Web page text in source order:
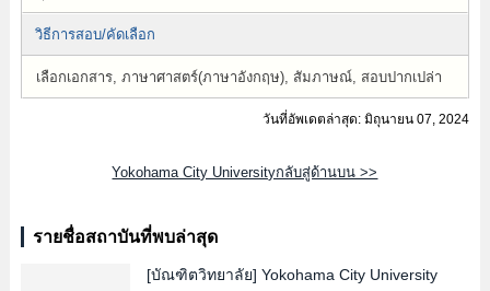
วิธีการสอบ/คัดเลือก
เลือกเอกสาร, ภาษาศาสตร์(ภาษาอังกฤษ), สัมภาษณ์, สอบปากเปล่า
วันที่อัพเดตล่าสุด: มิถุนายน 07, 2024
Yokohama City Universityกลับสู่ด้านบน >>
รายชื่อสถาบันที่พบล่าสุด
[บัณฑิตวิทยาลัย] Yokohama City University